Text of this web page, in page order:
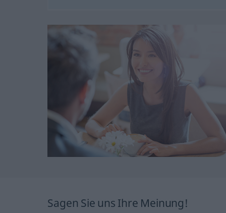
Sagen Sie uns Ihre Meinung!